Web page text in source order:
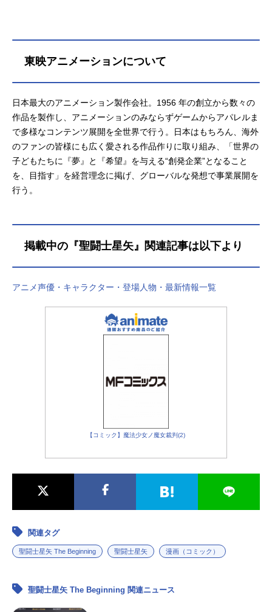
東映アニメーションについて
日本最大のアニメーション製作会社。1956 年の創立から数々の
作品を製作し、アニメーションのみならずゲームからアパレルま
で多様なコンテンツ展開を全世界で行う。日本はもちろん、海外
のファンの皆様にも広く愛される作品作りに取り組み、「世界の
子どもたちに『夢』と『希望』を与える“創発企業”となること
を、目指す」を経営理念に掲げ、グローバルな発想で事業展開を
行う。
掲載中の『聖闘士星矢』関連記事は以下より
アニメ声優・キャラクター・登場人物・最新情報一覧
【コミック】魔法少女ノ魔女裁判(2)
関連タグ
聖闘士星矢 The Beginning 聖闘士星矢 漫画（コミック）
聖闘士星矢 The Beginning 関連ニュース